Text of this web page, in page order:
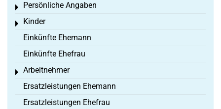
Persönliche Angaben
Toggle menu
Kinder
Toggle menu
Einkünfte Ehemann
Einkünfte Ehefrau
Arbeitnehmer
Toggle menu
Ersatzleistungen Ehemann
Ersatzleistungen Ehefrau